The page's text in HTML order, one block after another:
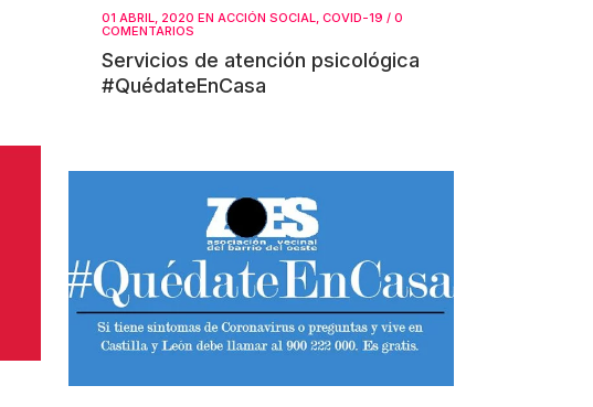
01 ABRIL, 2020 EN ACCIÓN SOCIAL, COVID-19 / 0
COMENTARIOS
Servicios de atención psicológica
#QuédateEnCasa